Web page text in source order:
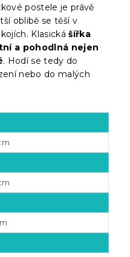
postele je právě
oblibě se těší v
Klasickášířka
a pohodlná nejen
. Hodí se tedy do
nebo do malých